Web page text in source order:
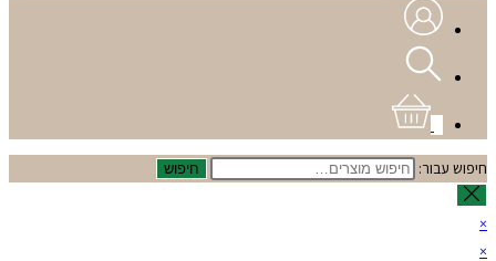
חיפוש עבור: חיפוש
×
×